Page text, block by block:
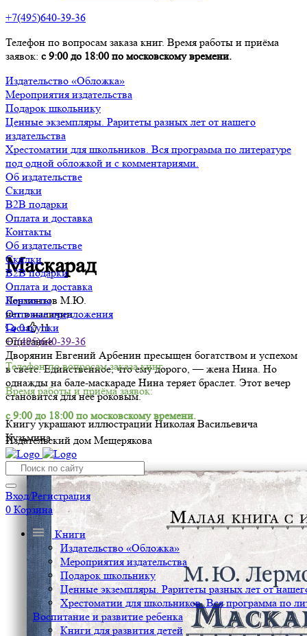
+7(495)640-39-36
Телефон по вопросам заказа книг. Время работы и приёма
заявок: с 9:00 до 18:00 по московскому времени.
Издательство «Обложка»
Мероприятия издательства
Подарок школьнику
Ценные экземпляры. Раритеты разных лет от нашего
издательства
Хрестоматии для школьников. Вся программа по литературе
под одной обложкой и с комментариями.
Об издательстве
Скидки
B2B подарки
Оплата и доставка
Контакты
Об издательстве
Скидки
B2B подарки
Оплата и доставка
Контакты
Оптовые предложения
Госзакупки
+7(495)640-39-36
Телефон по вопросам заказа книг.
Время работы и приёма заявок:
с 9:00 до 18:00 по московскому времени.
Издательский дом Мещерякова
Вход/Регистрация
0 Корзина
Книги
Издательство «Обложка»
Мероприятия издательства
Подарок школьнику
Ценные экземпляры. Раритеты разных лет от
Хрестоматии для школьников. Вся программа по
Воспитание и развитие ребенка
Книги для развития детей
Маскарад
Лермонтов М.Ю.
нет в наличии
0
11
Описание
Дворянин Евгений Арбенин пресыщен богатством и успехом
в свете. Единственное, что ему дорого, — жена Нина. Но
однажды на бале-маскараде Нина теряет браслет. Этот вечер
становится для неё роковым.
Книгу украшают иллюстрации Николая Васильевича
Кузьмина.